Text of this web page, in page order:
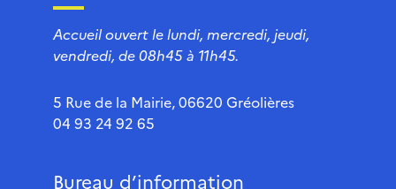
Accueil ouvert le lundi, mercredi, jeudi,
vendredi, de 08h45 à 11h45.
5 Rue de la Mairie, 06620 Gréolières
04 93 24 92 65
Bureau d’information